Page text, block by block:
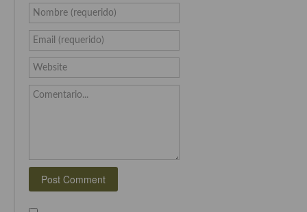
Nombre (requerido)
Email (requerido)
Website
Comentario...